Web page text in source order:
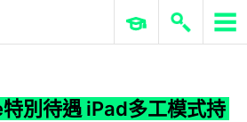
ERP 與商業 AI
別待遇 iPad多工模式持